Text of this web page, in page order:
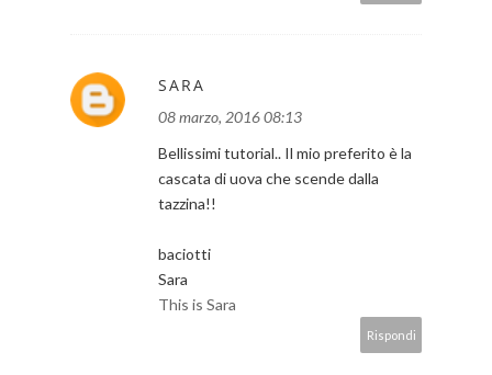
SARA
08 marzo, 2016 08:13
Bellissimi tutorial.. Il mio preferito è la
cascata di uova che scende dalla
tazzina!!
baciotti
Sara
This is Sara
Rispondi